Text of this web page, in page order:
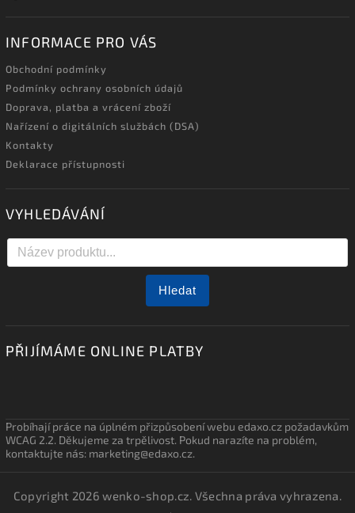
INFORMACE PRO VÁS
Obchodní podmínky
Podmínky ochrany osobních údajů
Doprava, platba a vrácení zboží
Nařízení o digitálních službách (DSA)
Kontakty
Deklarace přístupnosti
VYHLEDÁVÁNÍ
Hledat
PŘIJÍMÁME ONLINE PLATBY
Probíhají práce na úplném přizpůsobení webu edaxo.cz požadavkům
WCAG 2.2. Děkujeme za trpělivost. Pokud narazíte na problém,
kontaktujte nás: marketing@edaxo.cz.
Copyright 2026wenko-shop.cz. Všechna práva vyhrazena.